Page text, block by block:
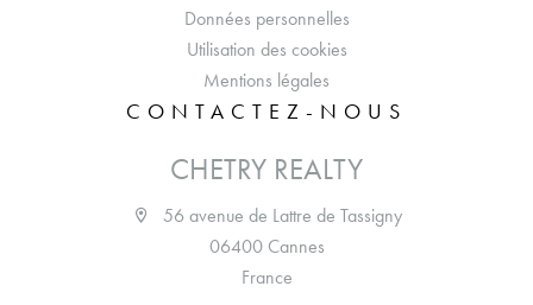
Données personnelles
Utilisation des cookies
Mentions légales
CONTACTEZ-NOUS
CHETRY REALTY
56 avenue de Lattre de Tassigny
06400 Cannes
France